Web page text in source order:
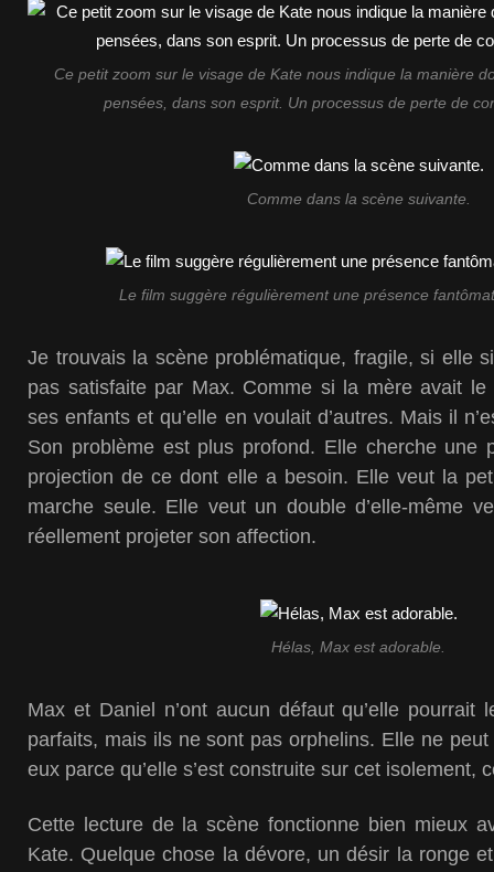
Ce petit zoom sur le visage de Kate nous indique la manière
pensées, dans son esprit. Un processus de perte de
Comme dans la scène suivante.
Le film suggère régulièrement une présence
Je trouvais la scène problématique, fragile, si elle
pas satisfaite par Max. Comme si la mère avait le
ses enfants et qu’elle en voulait d’autres. Mais il
Son problème est plus profond. Elle cherche une
projection de ce dont elle a besoin. Elle veut la
marche seule. Elle veut un double d’elle-même
réellement projeter son affection.
Hélas, Max est adorable.
Max et Daniel n’ont aucun défaut qu’elle pourrait
parfaits, mais ils ne sont pas orphelins. Elle ne
eux parce qu’elle s’est construite sur cet isolement,
Cette lecture de la scène fonctionne bien mieux
Kate. Quelque chose la dévore, un désir la ronge